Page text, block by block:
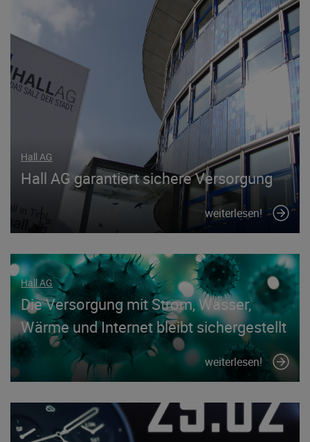
Hall AG
Hall AG garantiert sichere Versorgung
weiterlesen!
Hall AG
Die Versorgung mit Strom, Wasser,
Wärme und Internet bleibt sichergestellt
weiterlesen!